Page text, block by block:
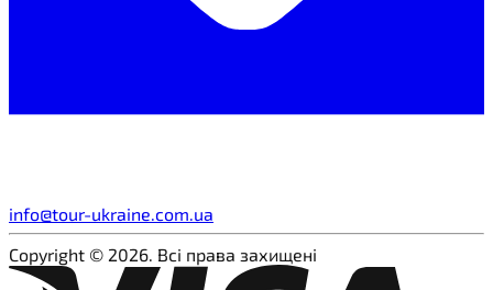
info@tour-ukraine.com.ua
Copyright © 2026. Всі права захищені